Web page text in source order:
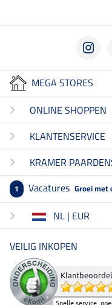
MEGA STORES
ONLINE SHOPPEN
KLANTENSERVICE
KRAMER
1 Vacatures Groei met
NL | EUR
VEILIG INKOPEN
Snelle service,